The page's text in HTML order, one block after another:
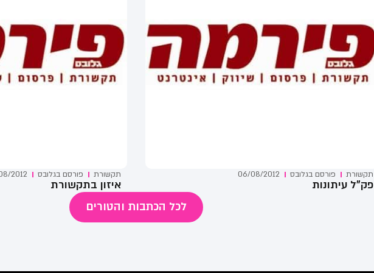
תקשורת פורסם בגלובס 06/08/2012
פק"ל עיתונות
תקשורת פורסם בגלובס 2012
איזון בתקשורת
לכל הכתבות והטורים